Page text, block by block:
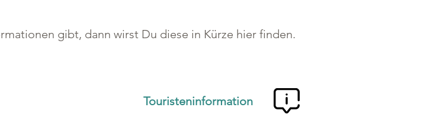
gibt, dann wirst Du diese in Kürze hier finden.
Touristeninformation